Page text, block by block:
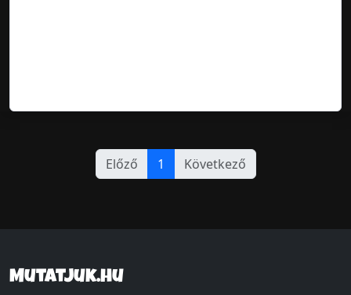
Előző 1 Következő
Mutatjuk.hu